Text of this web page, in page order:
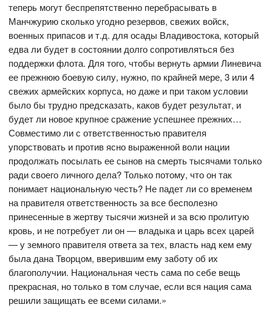
теперь могут беспрепятственно перебрасывать в
Манчжурию сколько угодно резервов, свежих войск,
военных припасов и т.д. для осады Владивостока, который
едва ли будет в состоянии долго сопротивляться без
поддержки флота. Для того, чтобы вернуть армии Линевича
ее прежнюю боевую силу, нужно, по крайней мере, 3 или 4
свежих армейских корпуса, но даже и при таком условии
было бы трудно предсказать, каков будет результат, и
будет ли новое крупное сражение успешнее прежних…
Совместимо ли с ответственностью правителя
упорствовать и против ясно выраженной воли нации
продолжать посылать ее сынов на смерть тысячами только
ради своего личного дела? Только потому, что он так
понимает национальную честь? Не падет ли со временем
на правителя ответственность за все бесполезно
принесенные в жертву тысячи жизней и за всю пролитую
кровь, и не потребует ли он — владыка и царь всех царей
— у земного правителя ответа за тех, власть над кем ему
была дана Творцом, вверившим ему заботу об их
благополучии. Национальная честь сама по себе вещь
прекрасная, но только в том случае, если вся нация сама
решили защищать ее всеми силами.»